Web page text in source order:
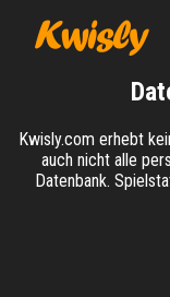
Kwisly.com erhebt
auch nicht alle
Datenbank.